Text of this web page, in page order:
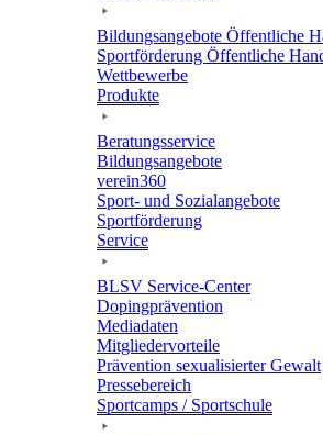
Bildungs­an­ge­bote Öffent­li­che
Sport­för­de­rung Öffent­li­che
Wett­be­werbe
Produkte
Bera­tungs­ser­vice
Bildungs­an­ge­bote
verein360
Sport- und Sozialangebote
Sport­för­de­rung
Service
BLSV Service-Center
Doping­prä­ven­tion
Media­da­ten
Mitglie­der­vor­teile
Präven­tion sexua­li­sier­ter Gewalt
Pres­se­be­reich
Sport­camps / Sportschule